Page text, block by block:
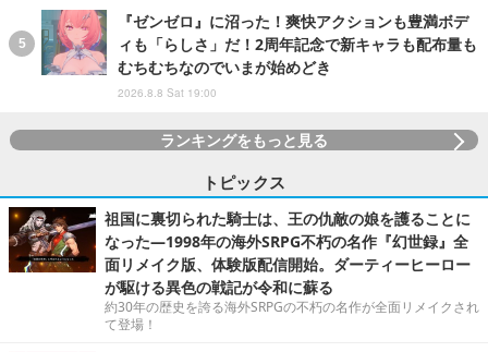
『ゼンゼロ』に沼った！爽快アクションも豊満ボデ
ィも「らしさ」だ！2周年記念で新キャラも配布量も
むちむちなのでいまが始めどき
2026.8.8 Sat 19:00
ランキングをもっと見る
トピックス
祖国に裏切られた騎士は、王の仇敵の娘を護ることに
なった―1998年の海外SRPG不朽の名作『幻世録』全
面リメイク版、体験版配信開始。ダーティーヒーロー
が駆ける異色の戦記が令和に蘇る
約30年の歴史を誇る海外SRPGの不朽の名作が全面リメイクされ
て登場！